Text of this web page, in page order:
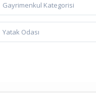
Gayrimenkul Kategorisi